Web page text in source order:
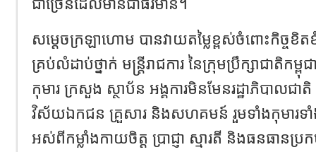
សម្ដេចក្រឡាហោម បានវាយតម្លៃខ្ពស់ចំពោះកិច្ចខិត
គ្រប់លំដាប់ថ្នាក់ មន្ត្រីរាជការ នៃក្រុមប្រឹក្សាជាតិកម្ពុជ
កុមារ ក្រសួង ស្ថាប័ន អង្គការមិនមែនរដ្ឋាភិបាលជា
វិស័យឯកជន គ្រួសារ និងសហគមន៍ រួមទាំងកុមារទ
អស់ពីកម្លាំងកាយចិត្ត ប្រាជ្ញា ស្មារតី និងធនធាន